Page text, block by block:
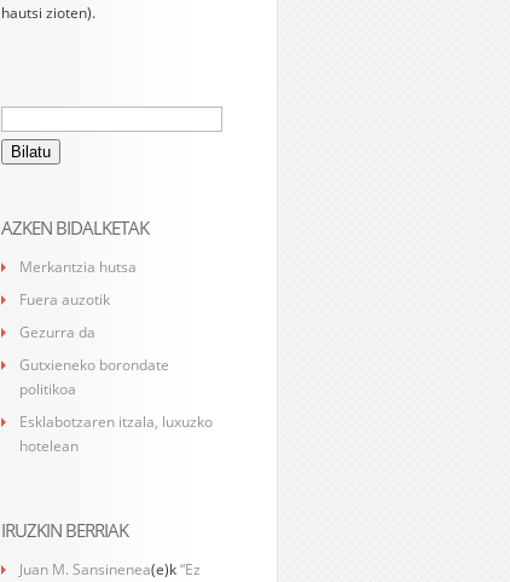
hautsi zioten).
Bilatu:
AZKEN BIDALKETAK
Merkantzia hutsa
Fuera auzotik
Gezurra da
Gutxieneko borondate
politikoa
Esklabotzaren itzala, luxuzko
hotelean
IRUZKIN BERRIAK
Juan M. Sansinenea(e)k“Ez